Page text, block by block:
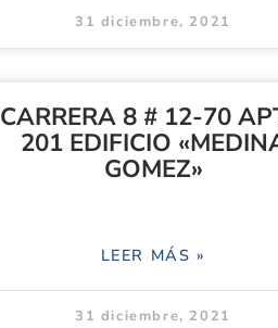
31 diciembre, 2021
CARRERA 8 # 12-70
201 EDIFICIO
GOMEZ»
LEER MÁS »
31 diciembre, 2021